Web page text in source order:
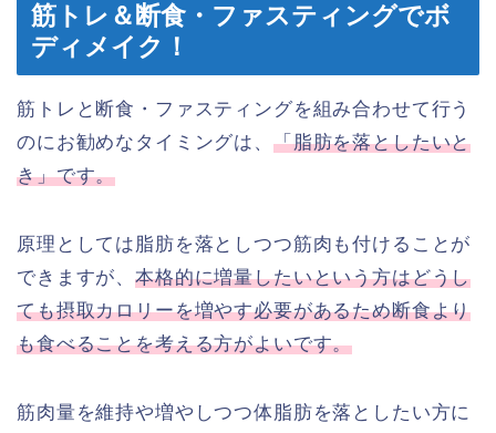
筋トレ＆断食・ファスティングでボ
ディメイク！
筋トレと断食・ファスティングを組み合わせて行う
のにお勧めなタイミングは、 「脂肪を落としたいと
き」です。
原理としては脂肪を落としつつ筋肉も付けることが
できますが、本格的に増量したいという方はどうし
ても摂取カロリーを増やす必要があるため断食より
も食べることを考える方がよいです。
筋肉量を維持や増やしつつ体脂肪を落としたい方に